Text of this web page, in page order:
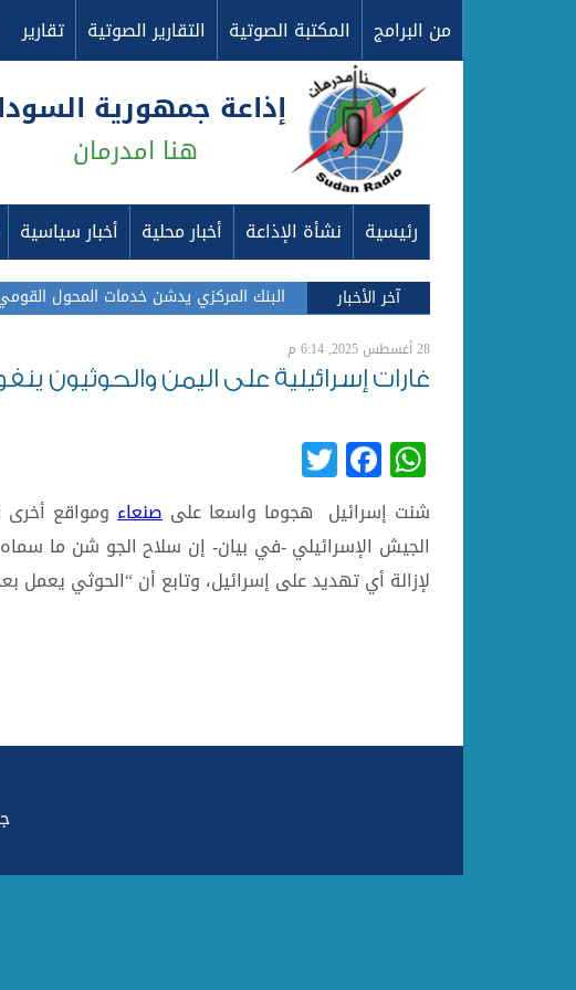
من البرامج المكتبة الصوتية التقارير الصوتية تقارير
إذاعة جمهورية
هنا امدرمان
رئيسية نشأة الإذاعة أخبار محلية أخبار سياسية
آخر الأخبار البنك المركزي يدشن خدمات المحول
28 أغسطس 2025, 6:14 م
غارات إسرائيلية على اليمن والحوثيون
WhatsApp
Facebook
شنت إسرائيل هجوما واسعا على صنعاء ومواقع
الجيش الإسرائيلي -في بيان- إن سلاح الجو شن ما
لإزالة أي تهديد على إسرائيل، وتابع أن “الحوثي يعمل